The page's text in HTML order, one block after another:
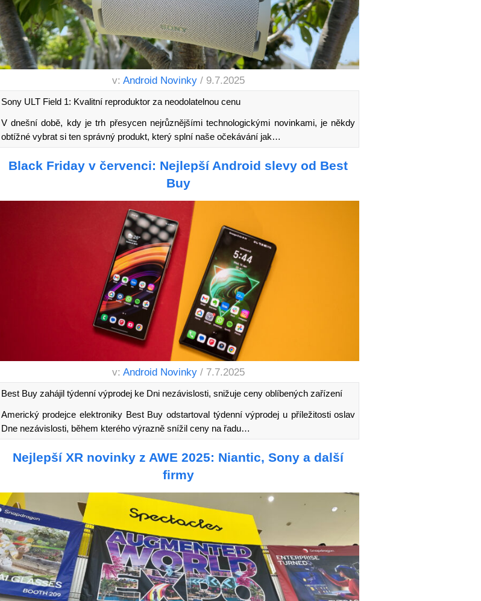
v: Android Novinky / 9.7.2025
Sony ULT Field 1: Kvalitní reproduktor za neodolatelnou cenu
V dnešní době, kdy je trh přesycen nejrůznějšími technologickými novinkami, je někdy
obtížné vybrat si ten správný produkt, který splní naše očekávání jak…
Black Friday v červenci: Nejlepší Android slevy od Best
Buy
v: Android Novinky / 7.7.2025
Best Buy zahájil týdenní výprodej ke Dni nezávislosti, snižuje ceny oblíbených zařízení
Americký prodejce elektroniky Best Buy odstartoval týdenní výprodej u příležitosti oslav
Dne nezávislosti, během kterého výrazně snížil ceny na řadu…
Nejlepší XR novinky z AWE 2025: Niantic, Sony a další
firmy